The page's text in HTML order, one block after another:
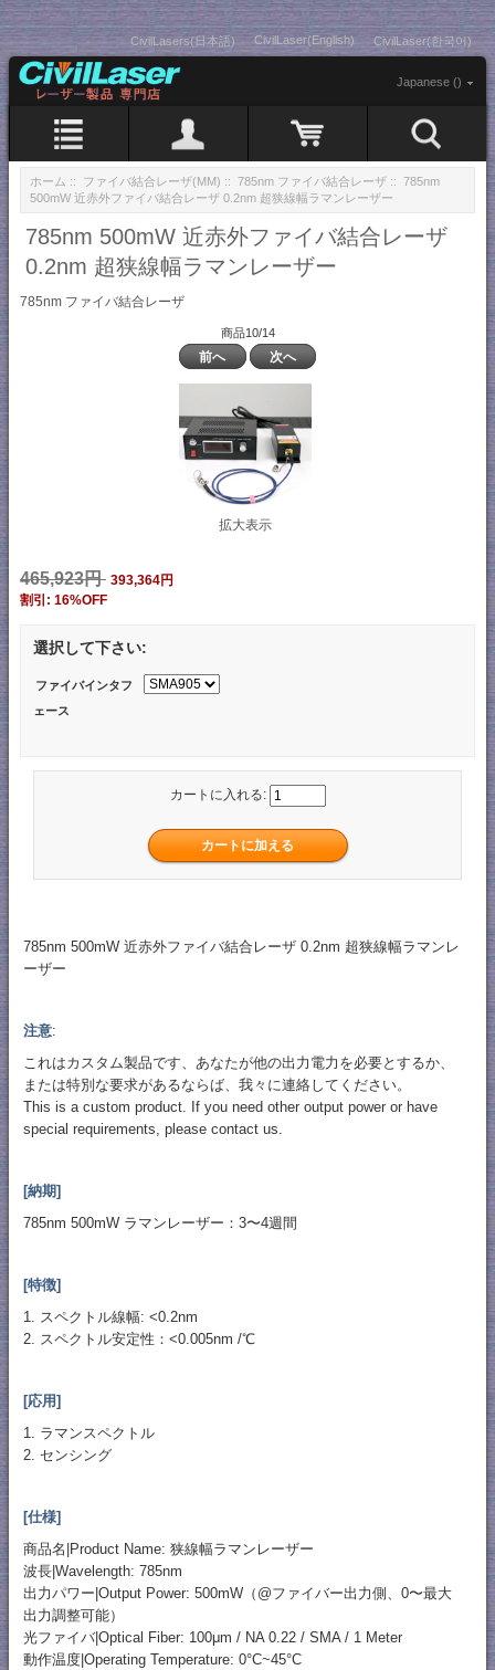
CivilLasers(日本語) CivilLaser(English) CivilLaser(한국어)
Japanese ()
ホーム :: ファイバ結合レーザ(MM) :: 785nm ファイバ結合レーザ :: 785nm
500mW 近赤外ファイバ結合レーザ 0.2nm 超狭線幅ラマンレーザー
785nm 500mW 近赤外ファイバ結合レーザ
0.2nm 超狭線幅ラマンレーザー
785nm ファイバ結合レーザ
商品10/14
前へ 次へ
拡大表示
465,923円 393,364円
割引: 16%OFF
選択して下さい:
ファイバインタフ
ェース
カートに入れる:
785nm 500mW 近赤外ファイバ結合レーザ 0.2nm 超狭線幅ラマンレ
ーザー
注意:
これはカスタム製品です、あなたが他の出力電力を必要とするか、
または特別な要求があるならば、我々に連絡してください。
This is a custom product. If you need other output power or have
special requirements, please contact us.
[納期]
785nm 500mW ラマンレーザー：3〜4週間
[特徴]
1. スペクトル線幅: <0.2nm
2. スペクトル安定性：<0.005nm /℃
[応用]
1. ラマンスペクトル
2. センシング
[仕様]
商品名|Product Name: 狭線幅ラマンレーザー
波長|Wavelength: 785nm
出力パワー|Output Power: 500mW（@ファイバー出力側、0〜最大
出力調整可能）
光ファイバ|Optical Fiber: 100μm / NA 0.22 / SMA / 1 Meter
動作温度|Operating Temperature: 0°C~45°C